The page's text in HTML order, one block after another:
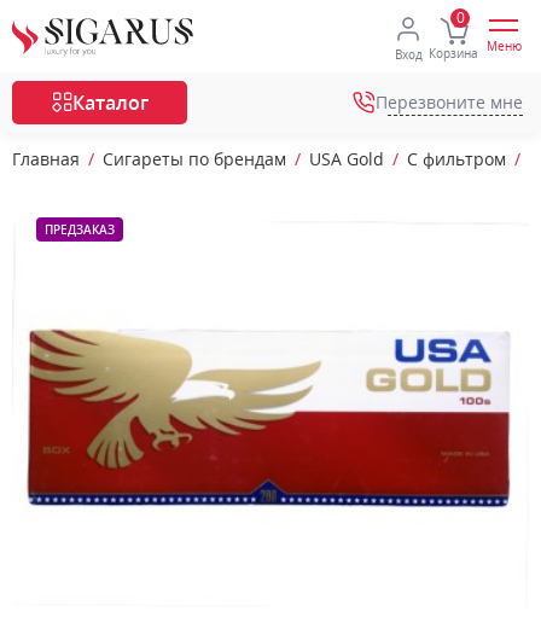
Вход Корзина Меню
Каталог Перезвоните мне
Главная Сигареты по брендам USA Gold С фильтром
ПРЕДЗАКАЗ